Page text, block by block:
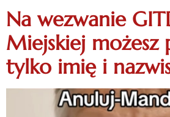
Na wezwanie
Miejskiej możesz
tylko imię i